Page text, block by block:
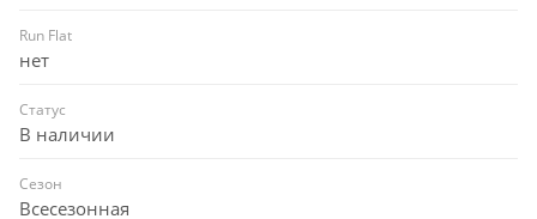
Run Flat
нет
Статус
В наличии
Сезон
Всесезонная